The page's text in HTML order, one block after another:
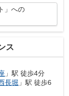
」への
ス
」駅 徒歩4分
長堀 」駅 徒歩6